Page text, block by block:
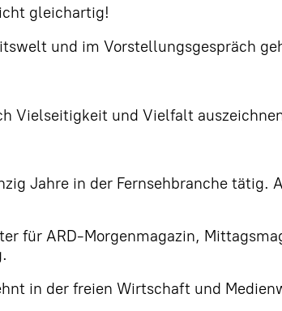
gleichartig!
und im Vorstellungsgespräch
Vielseitigkeit und Vielfalt
Jahre in der Fernsehbranche tätig.
für ARD-Morgenmagazin,
in der freien Wirtschaft und